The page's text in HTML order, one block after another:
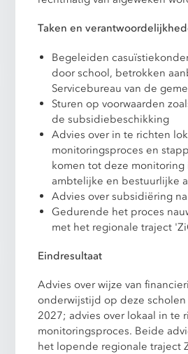
Taken en
Begeleiden
door school, betrokken
Servicebureau van de
Sturen op voorwaarden
de subsidiebeschikking
Advies over in te richten
monitoringsproces en
komen tot deze monitoring
ambtelijke en bestuurlijke
Advies over subsidiëring
Gedurende het proces
met het regionale traject
Eindresultaat
Advies over wijze van
onderwijstijd op deze scholen
2027; advies over lokaal in te
monitoringsproces. Beide
het lopende regionale traject